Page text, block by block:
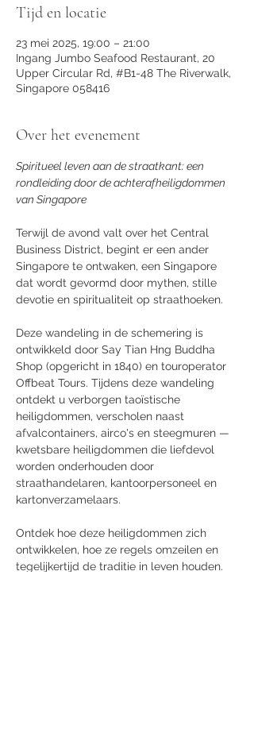
Tijd en locatie
23 mei 2025, 19:00 – 21:00
Ingang Jumbo Seafood Restaurant, 20
Upper Circular Rd, #B1-48 The Riverwalk,
Singapore 058416
Over het evenement
Spiritueel leven aan de straatkant: een
rondleiding door de achterafheiligdommen
van Singapore
Terwijl de avond valt over het Central
Business District, begint er een ander
Singapore te ontwaken, een Singapore
dat wordt gevormd door mythen, stille
devotie en spiritualiteit op straathoeken.
Deze wandeling in de schemering is
ontwikkeld door Say Tian Hng Buddha
Shop (opgericht in 1840) en touroperator
Offbeat Tours. Tijdens deze wandeling
ontdekt u verborgen taoïstische
heiligdommen, verscholen naast
afvalcontainers, airco's en steegmuren —
kwetsbare heiligdommen die liefdevol
worden onderhouden door
straathandelaren, kantoorpersoneel en
kartonverzamelaars.
Ontdek hoe deze heiligdommen zich
ontwikkelen, hoe ze regels omzeilen en
tegelijkertijd de traditie in leven houden.